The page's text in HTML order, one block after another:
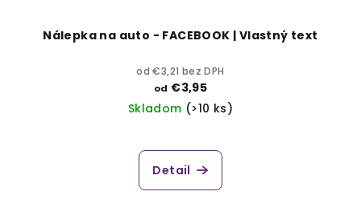
Nálepka na auto - FACEBOOK | Vlastný text
od €3,21 bez DPH
od €3,95
Skladom (>10 ks)
Detail